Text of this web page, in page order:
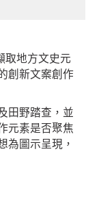
取地方文史元
創新文案創作
田野踏查，並
元素是否聚焦
為圖示呈現，